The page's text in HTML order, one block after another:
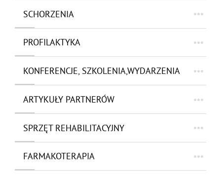
SCHORZENIA
PROFILAKTYKA
KONFERENCJE, SZKOLENIA,WYDARZENIA
ARTYKUŁY PARTNERÓW
SPRZĘT REHABILITACYJNY
FARMAKOTERAPIA